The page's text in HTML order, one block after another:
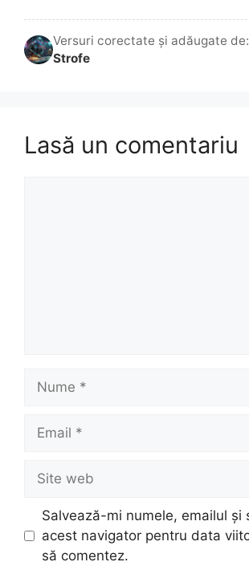
Versuri corectate și adăugate de:
Strofe
Lasă un comentariu
Nume
Email
Site
web
Salvează-mi numele, emailul și
acest navigator pentru data
să comentez.